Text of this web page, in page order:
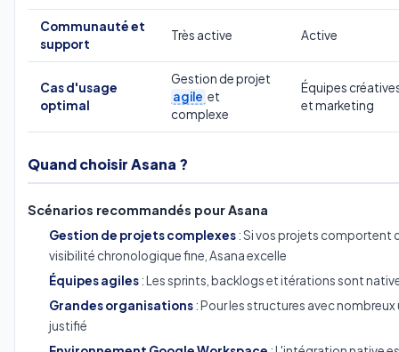
Communauté et
support
Très active Active
Cas d'usage
optimal
Gestion de projet
agile et
complexe
Équipes
et marketing
Quand choisir Asana ?
Scénarios recommandés pour Asana
Gestion de projets complexes: Si vos projets comportent
visibilité chronologique fine, Asana excelle
Équipes agiles: Les sprints, backlogs et itérations sont
Grandes organisations: Pour les structures avec
justifié